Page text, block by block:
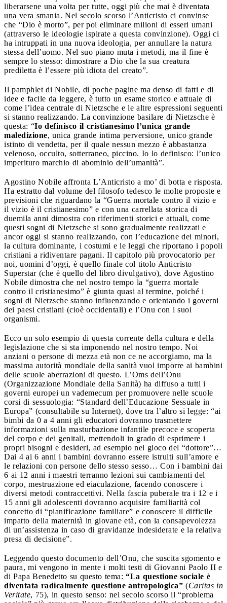
liberarsene una volta per tutte, oggi più che mai è diventata
una vera smania. Nel secolo scorso l’Anticristo ci convinse
che “Dio è morto”, per poi eliminare milioni di esseri umani
(attraverso le ideologie ispirate a questa convinzione). Oggi ci
ha intruppati in una nuova ideologia, per annullare la natura
stessa dell’uomo. Nel suo piano muta i metodi, ma il fine è
sempre lo stesso: dimostrare a Dio che la sua creatura
prediletta è l’essere più idiota del creato”.
Il pamphlet di Nobile, di poche pagine ma denso di fatti e di
idee e facile da leggere, è tutto un esame storico e attuale di
come l’idea centrale di Nietzsche e le altre espressioni seguenti
si stanno realizzando. La convinzione basilare di Nietzsche è
questa: “Io definisco il cristianesimo l’unica grande
maledizione, unica grande intima perversione, unico grande
istinto di vendetta, per il quale nessun mezzo è abbastanza
velenoso, occulto, sotterraneo, piccino. Io lo definisco: l’unico
imperituro marchio di abominio dell’umanità”.
Agostino Nobile affronta L’Anticristo a mo’ di botta e risposta.
Ha estratto dal volume del filosofo tedesco le molte proposte e
previsioni che riguardano la “Guerra mortale contro il vizio e
il vizio è il cristianesimo” e con una carrellata storica di
duemila anni dimostra con riferimenti storici e attuali, come
questi sogni di Nietzsche si sono gradualmente realizzati e
ancor oggi si stanno realizzando, con l’educazione dei minori,
la cultura dominante, i costumi e le leggi che riportano i popoli
cristiani a ridiventare pagani. Il capitolo più provocatorio per
noi, uomini d’oggi, è quello finale col titolo Anticristo
Superstar (che è quello del libro divulgativo), dove Agostino
Nobile dimostra che nel nostro tempo la “guerra mortale
contro il cristianesimo” è giunta quasi al termine, poiché i
sogni di Nietzsche stanno influenzando e orientando i governi
dei paesi cristiani (cioè occidentali) e l’Onu con i suoi
organismi.
Ecco un solo esempio di questa corrente della cultura e della
legislazione che si sta imponendo nel nostro tempo. Noi
anziani o persone di mezza età non ce ne accorgiamo, ma la
massima autorità mondiale della sanità vuol imporre ai bambini
delle scuole aberrazioni di questo. L’Oms dell’Onu
(Organizzazione Mondiale della Sanità) ha diffuso a tutti i
governi europei un vademecum per promuovere nelle scuole
corsi di sessuologia: “Standard dell’Educazione Sessuale in
Europa” (consultabile su Internet), dove tra l’altro si legge: “ai
bimbi da 0 a 4 anni gli educatori dovranno trasmettere
informazioni sulla masturbazione infantile precoce e scoperta
del corpo e dei genitali, mettendoli in grado di esprimere i
propri bisogni e desideri, ad esempio nel gioco del “dottore”…
Dai 4 ai 6 anni i bambini dovranno essere istruiti sull’amore e
le relazioni con persone dello stesso sesso… Con i bambini dai
6 ai 12 anni i maestri terranno lezioni sui cambiamenti del
corpo, mestruazione ed eiaculazione, facendo conoscere i
diversi metodi contraccettivi. Nella fascia puberale tra i 12 e i
15 anni gli adolescenti dovranno acquisire familiarità col
concetto di “pianificazione familiare” e conoscere il difficile
impatto della maternità in giovane età, con la consapevolezza
di un’assistenza in caso di gravidanze indesiderate e la relativa
presa di decisione”.
Leggendo questo documento dell’Onu, che suscita sgomento e
paura, mi vengono in mente i molti testi di Giovanni Paolo II e
di Papa Benedetto su questo tema: “La questione sociale è
diventata radicalmente questione antropologica” (Caritas in
Veritate, 75), in questo senso: nel secolo scorso il “problema